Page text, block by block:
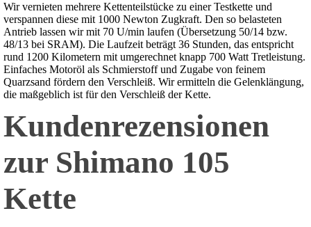
Wir vernieten mehrere Kettenteilstücke zu einer Testkette und
verspannen diese mit 1000 Newton Zugkraft. Den so belasteten
Antrieb lassen wir mit 70 U/min laufen (Übersetzung 50/14 bzw.
48/13 bei SRAM). Die Laufzeit beträgt 36 Stunden, das entspricht
rund 1200 Kilometern mit umgerechnet knapp 700 Watt Tretleistung.
Einfaches Motoröl als Schmierstoff und Zugabe von feinem
Quarzsand fördern den Verschleiß. Wir ermitteln die Gelenklängung,
die maßgeblich ist für den Verschleiß der Kette.
Kundenrezensionen
zur Shimano 105
Kette